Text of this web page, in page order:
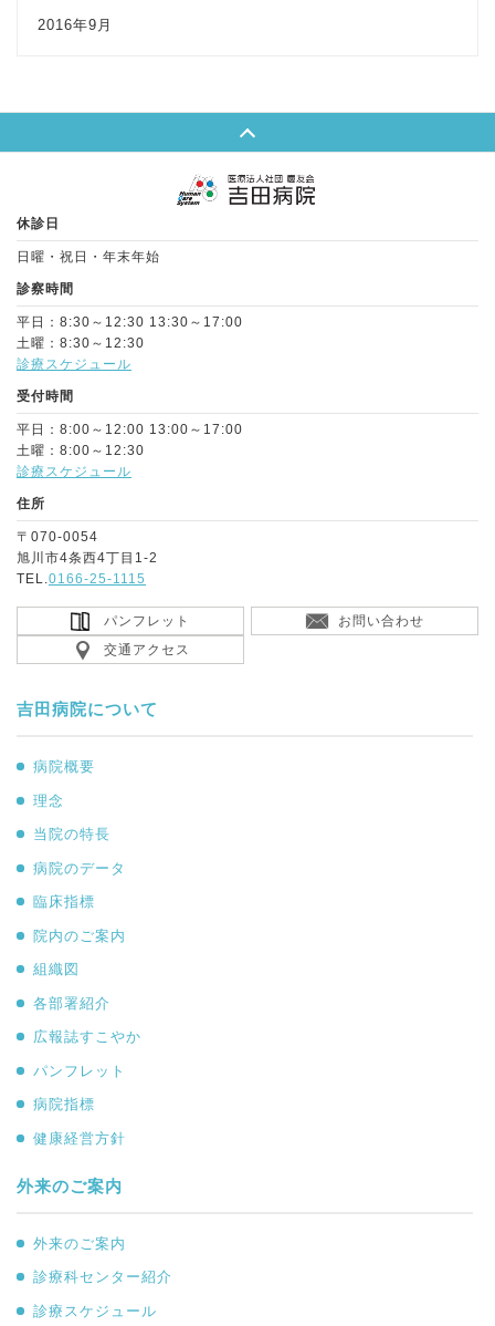
2016年9月
休診日
日曜・祝日・年末年始
診察時間
平日：8:30～12:30 13:30～17:00
土曜：8:30～12:30
診療スケジュール
受付時間
平日：8:00～12:00 13:00～17:00
土曜：8:00～12:30
診療スケジュール
住所
〒070-0054
旭川市4条西4丁目1-2
TEL.0166-25-1115
パンフレット
お問い合わせ
交通アクセス
吉田病院について
病院概要
理念
当院の特長
病院のデータ
臨床指標
院内のご案内
組織図
各部署紹介
広報誌すこやか
パンフレット
病院指標
健康経営方針
外来のご案内
外来のご案内
診療科センター紹介
診療スケジュール